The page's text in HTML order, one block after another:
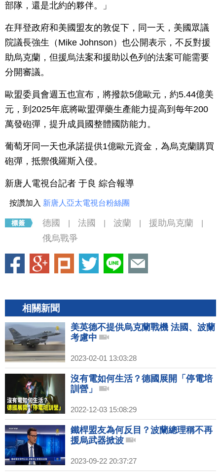
部隊，還是北約的夥伴。」
在拜登政府和美國盟友的敦促下，同一天，美國眾議
院議長強生（Mike Johnson）也公開表示，不反對援
助烏克蘭，但援烏法案和援助以色列的法案可能需要
分開審議。
歐盟委員會週五也宣布，將撥款5億歐元，約5.44億美
元，到2025年底將歐盟彈藥生產能力提高到每年200
萬發砲彈，提升成員國整體國防能力。
葡萄牙同一天也承諾提供1億歐元資金，為烏克蘭購買
砲彈，抵禦俄羅斯入侵。
新唐人電視台記者 于良 綜合報導
按讚加入 新唐人亞太電視台粉絲團
德國 法國 波蘭 援助烏克蘭
俄烏戰爭
相關新聞
美英德不提供烏克蘭戰機 法國、波蘭
考慮中
2023-02-01 13:03:28
沒有電如何生活？德國展開「停電培
訓營」
2022-12-03 15:08:29
鐵桿盟友為何反目？波蘭總理稱不再
援烏武器掀波
2023-09-22 20:37:27